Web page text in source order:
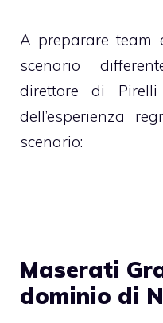
A preparare team
scenario
direttore di Pirelli
dell’esperienza
scenario:
Maserati
dominio di